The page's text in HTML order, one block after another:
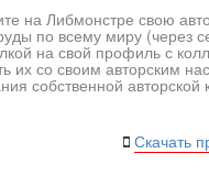
на Либмонстре свою
по всему миру (через
на свой профиль с
их со своим авторским
собственной
Скачать